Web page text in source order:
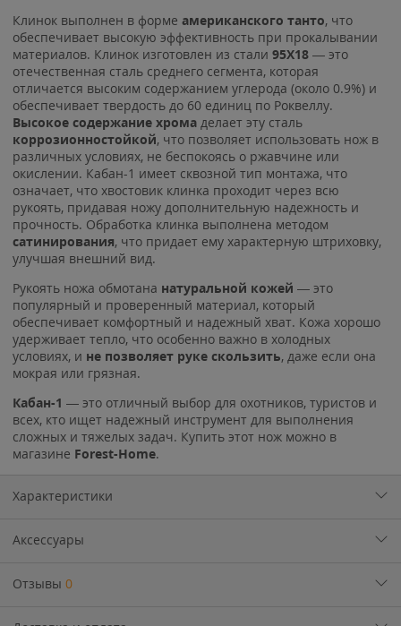
Клинок выполнен в форме американского танто, что
обеспечивает высокую эффективность при прокалывании
материалов. Клинок изготовлен из стали 95Х18 — это
отечественная сталь среднего сегмента, которая
отличается высоким содержанием углерода (около 0.9%) и
обеспечивает твердость до 60 единиц по Роквеллу.
Высокое содержание хрома делает эту сталь
коррозионностойкой, что позволяет использовать нож в
различных условиях, не беспокоясь о ржавчине или
окислении. Кабан-1 имеет сквозной тип монтажа, что
означает, что хвостовик клинка проходит через всю
рукоять, придавая ножу дополнительную надежность и
прочность. Обработка клинка выполнена методом
сатинирования, что придает ему характерную штриховку,
улучшая внешний вид.
Рукоять ножа обмотана натуральной кожей — это
популярный и проверенный материал, который
обеспечивает комфортный и надежный хват. Кожа хорошо
удерживает тепло, что особенно важно в холодных
условиях, и не позволяет руке скользить, даже если она
мокрая или грязная.
Кабан-1 — это отличный выбор для охотников, туристов и
всех, кто ищет надежный инструмент для выполнения
сложных и тяжелых задач. Купить этот нож можно в
магазине Forest-Home.
Характеристики
Аксессуары
Отзывы 0